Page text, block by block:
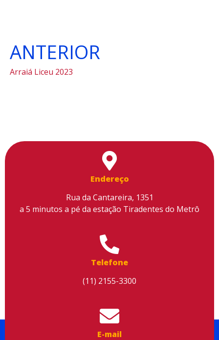
ANTERIOR
Arraiá Liceu 2023
Endereço
Rua da Cantareira, 1351
a 5 minutos a pé da estação Tiradentes do Metrô
Telefone
(11) 2155-3300
E-mail
conteúdo, melhorar o seu desempenho e proporcionar mais
segurança à sua navegação. Para saber mais, consulte nossa
Política de Privacidade
Aceitar cookies